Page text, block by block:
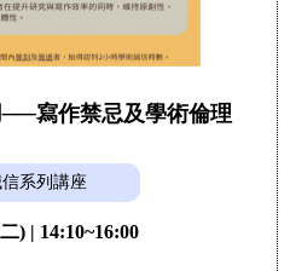
寫作禁忌及學術倫理
系列講座
) | 14:10~16:00